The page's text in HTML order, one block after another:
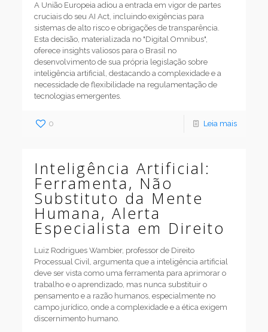
A União Europeia adiou a entrada em vigor de partes
cruciais do seu AI Act, incluindo exigências para
sistemas de alto risco e obrigações de transparência.
Esta decisão, materializada no "Digital Omnibus",
oferece insights valiosos para o Brasil no
desenvolvimento de sua própria legislação sobre
inteligência artificial, destacando a complexidade e a
necessidade de flexibilidade na regulamentação de
tecnologias emergentes.
0 Leia mais
Inteligência Artificial:
Ferramenta, Não
Substituto da Mente
Humana, Alerta
Especialista em Direito
Luiz Rodrigues Wambier, professor de Direito
Processual Civil, argumenta que a inteligência artificial
deve ser vista como uma ferramenta para aprimorar o
trabalho e o aprendizado, mas nunca substituir o
pensamento e a razão humanos, especialmente no
campo jurídico, onde a complexidade e a ética exigem
discernimento humano.